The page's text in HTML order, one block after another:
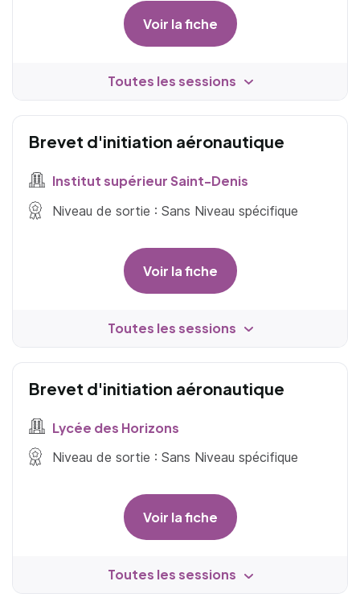
Voir la fiche
Toutes les sessions
Brevet d'initiation aéronautique
Institut supérieur Saint-Denis
Niveau de sortie : Sans Niveau spécifique
Voir la fiche
Toutes les sessions
Brevet d'initiation aéronautique
Lycée des Horizons
Niveau de sortie : Sans Niveau spécifique
Voir la fiche
Toutes les sessions